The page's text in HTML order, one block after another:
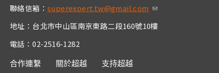
聯絡信箱： superexpert.tw@gmail.com (link sends e-m
地址：台北市中山區南京東路二段160號10樓
電話：02-2516-1282
合作連繫 關於超越 支持超越